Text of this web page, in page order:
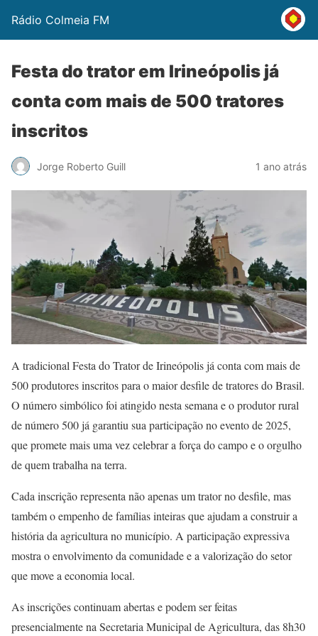
Rádio Colmeia FM
Festa do trator em Irineópolis já
conta com mais de 500 tratores
inscritos
Jorge Roberto Guill 1 ano atrás
A tradicional Festa do Trator de Irineópolis já conta com mais de
500 produtores inscritos para o maior desfile de tratores do Brasil.
O número simbólico foi atingido nesta semana e o produtor rural
de número 500 já garantiu sua participação no evento de 2025,
que promete mais uma vez celebrar a força do campo e o orgulho
de quem trabalha na terra.
Cada inscrição representa não apenas um trator no desfile, mas
também o empenho de famílias inteiras que ajudam a construir a
história da agricultura no município. A participação expressiva
mostra o envolvimento da comunidade e a valorização do setor
que move a economia local.
As inscrições continuam abertas e podem ser feitas
presencialmente na Secretaria Municipal de Agricultura, das 8h30